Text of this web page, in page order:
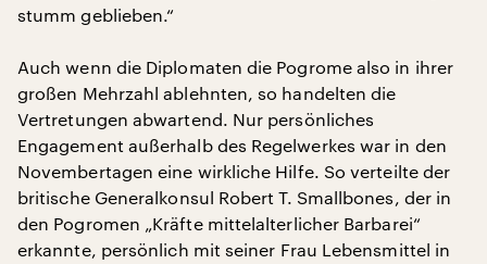
stumm geblieben.“
Auch wenn die Diplomaten die Pogrome also in ihrer
großen Mehrzahl ablehnten, so handelten die
Vertretungen abwartend. Nur persönliches
Engagement außerhalb des Regelwerkes war in den
Novembertagen eine wirkliche Hilfe. So verteilte der
britische Generalkonsul Robert T. Smallbones, der in
den Pogromen „Kräfte mittelalterlicher Barbarei“
erkannte, persönlich mit seiner Frau Lebensmittel in